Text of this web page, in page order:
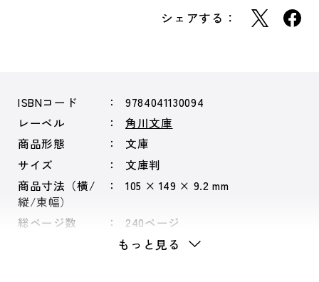
シェアする：
ISBNコード
9784041130094
レーベル
角川文庫
商品形態
文庫
サイズ
文庫判
商品寸法（横/
縦/束幅）
105 × 149 × 9.2 mm
総ページ数 240ページ
もっと見る